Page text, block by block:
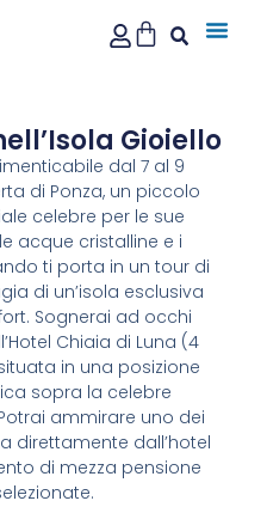
Gioiello
dal 7 al 9
di Ponza, un piccolo
celebre per le sue
acque cristalline e i
ti porta in un tour di
di un’isola esclusiva
Sognerai ad occhi
Chiaia di Luna (4
in una posizione
sopra la celebre
ammirare uno dei
direttamente dall’hotel
di mezza pensione